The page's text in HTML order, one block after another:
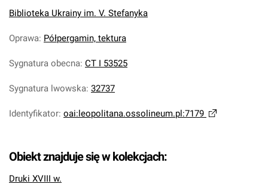
Biblioteka Ukrainy im. V. Stefanyka
Oprawa: Półpergamin, tektura
Sygnatura obecna: CT I 53525
Sygnatura lwowska: 32737
Identyfikator: oai:leopolitana.ossolineum.pl:7179
Obiekt znajduje się w kolekcjach:
Druki XVIII w.